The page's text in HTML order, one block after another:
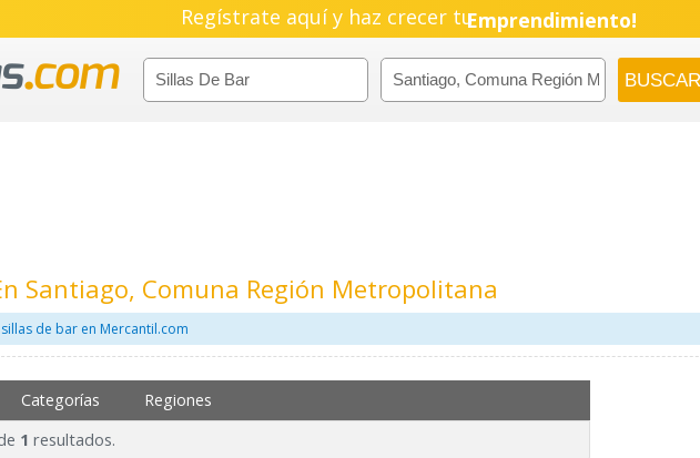
Regístrate aquí y haz crecer tuEmprendimiento!
Santiago, Comuna Región Metropolitana
de bar en Mercantil.com
Categorías Regiones
1 resultados.